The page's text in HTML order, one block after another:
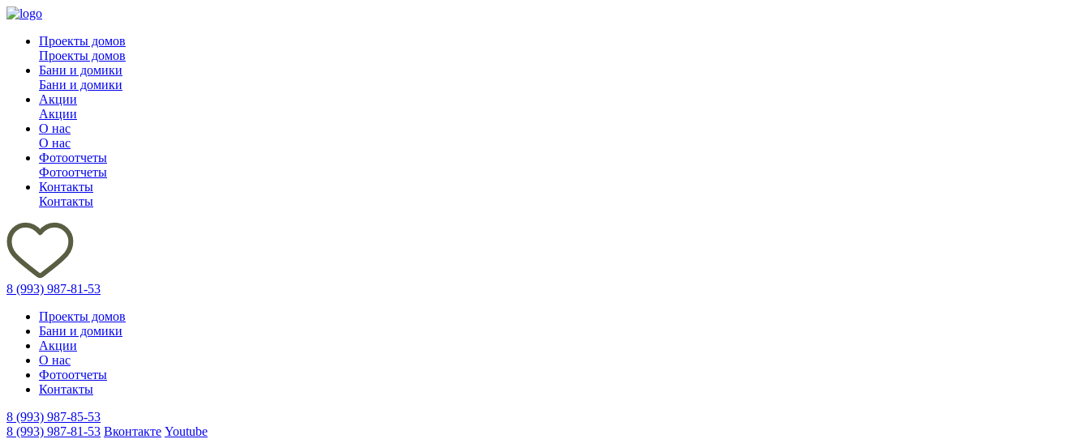
Проекты домов
Проекты домов
Бани и домики
Бани и домики
Акции
Акции
О нас
О нас
Фотоотчеты
Фотоотчеты
Контакты
Контакты
8 (993) 987-81-53
Проекты домов
Бани и домики
Акции
О нас
Фотоотчеты
Контакты
8 (993) 987-85-53
8 (993) 987-81-53 Вконтакте Youtube